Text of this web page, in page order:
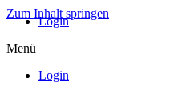
Zum Inhalt springen
Login
Menü
Login